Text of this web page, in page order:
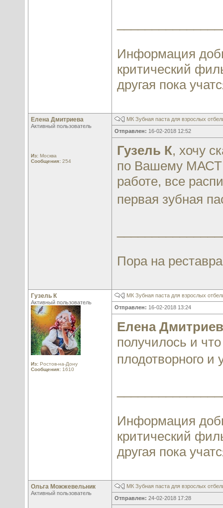
Информация
критический
другая пока
Елена Дмитриева
Активный пользователь
Из: Москва
Сообщения: 254
МК Зубная паста для взрослых
Отправлен: 16-02-2018 12:52
Гузель К, хочу
по Вашему
работе, все
первая зубная
Пора на
Гузель К
Активный пользователь
Из: Ростов-на-Дону
Сообщения: 1610
МК Зубная паста для взрослых
Отправлен: 16-02-2018 13:24
Елена
получилось и
плодотворного
Информация
критический
другая пока
Ольга Можжевельник
Активный пользователь
МК Зубная паста для взрослых
Отправлен: 24-02-2018 17:28